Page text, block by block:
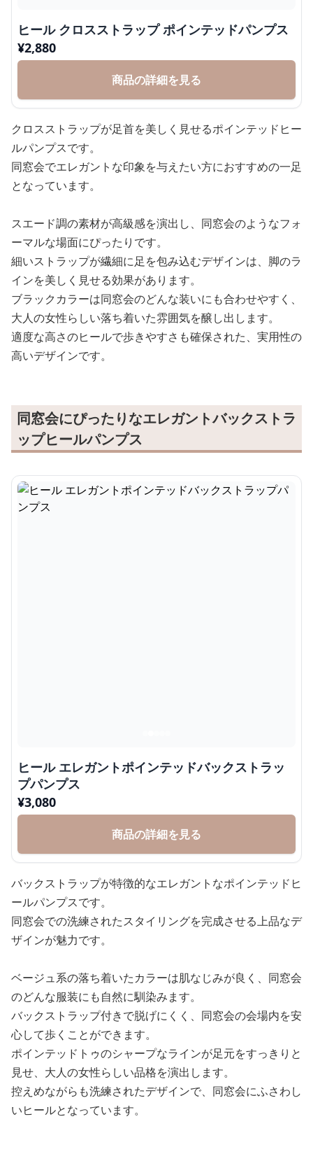
ヒール クロスストラップ ポインテッドパンプス
¥2,880
商品の詳細を見る
クロスストラップが足首を美しく見せるポインテッドヒー
ルパンプスです。
同窓会でエレガントな印象を与えたい方におすすめの一足
となっています。
スエード調の素材が高級感を演出し、同窓会のようなフォ
ーマルな場面にぴったりです。
細いストラップが繊細に足を包み込むデザインは、脚のラ
インを美しく見せる効果があります。
ブラックカラーは同窓会のどんな装いにも合わせやすく、
大人の女性らしい落ち着いた雰囲気を醸し出します。
適度な高さのヒールで歩きやすさも確保された、実用性の
高いデザインです。
同窓会にぴったりなエレガントバックストラ
ップヒールパンプス
ヒール エレガントポインテッドバックストラッ
プパンプス
¥3,080
商品の詳細を見る
バックストラップが特徴的なエレガントなポインテッドヒ
ールパンプスです。
同窓会での洗練されたスタイリングを完成させる上品なデ
ザインが魅力です。
ベージュ系の落ち着いたカラーは肌なじみが良く、同窓会
のどんな服装にも自然に馴染みます。
バックストラップ付きで脱げにくく、同窓会の会場内を安
心して歩くことができます。
ポインテッドトゥのシャープなラインが足元をすっきりと
見せ、大人の女性らしい品格を演出します。
控えめながらも洗練されたデザインで、同窓会にふさわし
いヒールとなっています。